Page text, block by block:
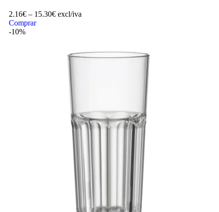
2.16€ – 15.30€ excl/iva
Comprar
-10%